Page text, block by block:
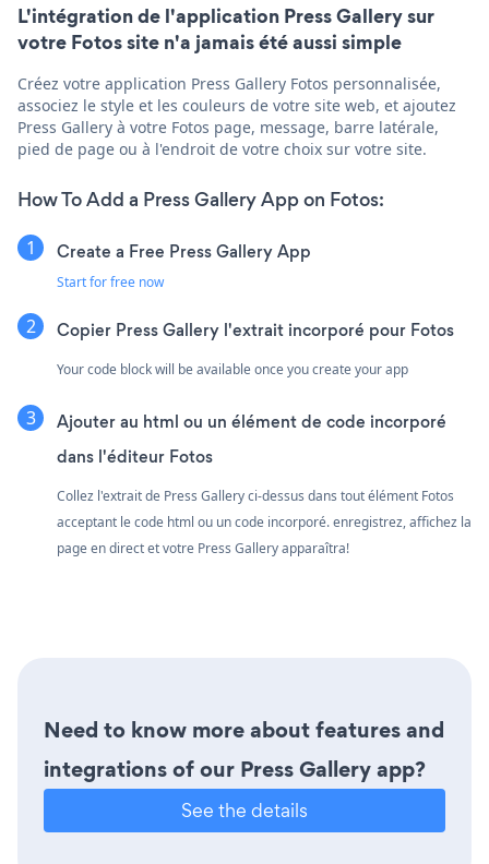
L'intégration de l'application Press Gallery sur
votre Fotos site n'a jamais été aussi simple
Créez votre application Press Gallery Fotos personnalisée,
associez le style et les couleurs de votre site web, et ajoutez
Press Gallery à votre Fotos page, message, barre latérale,
pied de page ou à l'endroit de votre choix sur votre site.
How To Add a Press Gallery App on Fotos:
Create a Free Press Gallery App
Start for free now
Copier Press Gallery l'extrait incorporé pour Fotos
Your code block will be available once you create your app
Ajouter au html ou un élément de code incorporé
dans l'éditeur Fotos
Collez l'extrait de Press Gallery ci-dessus dans tout élément Fotos
acceptant le code html ou un code incorporé. enregistrez, affichez la
page en direct et votre Press Gallery apparaîtra!
Need to know more about features and
integrations of our Press Gallery app?
See the details